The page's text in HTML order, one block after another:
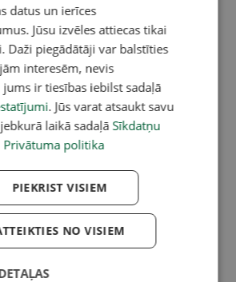
datus un ierīces
Jūsu izvēles attiecas tikai
Daži piegādātāji var balstīties
interesēm, nevis
ir tiesības iebilst sadaļā
. Jūs varat atsaukt savu
laikā sadaļā Sīkdatņu
Privātuma politika
PIEKRIST VISIEM
NO VISIEM